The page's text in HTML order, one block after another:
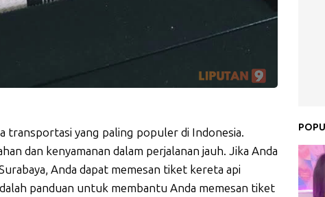
transportasi yang paling populer di Indonesia.
dan kenyamanan dalam perjalanan jauh. Jika Anda
Anda dapat memesan tiket kereta api
panduan untuk membantu Anda memesan tiket